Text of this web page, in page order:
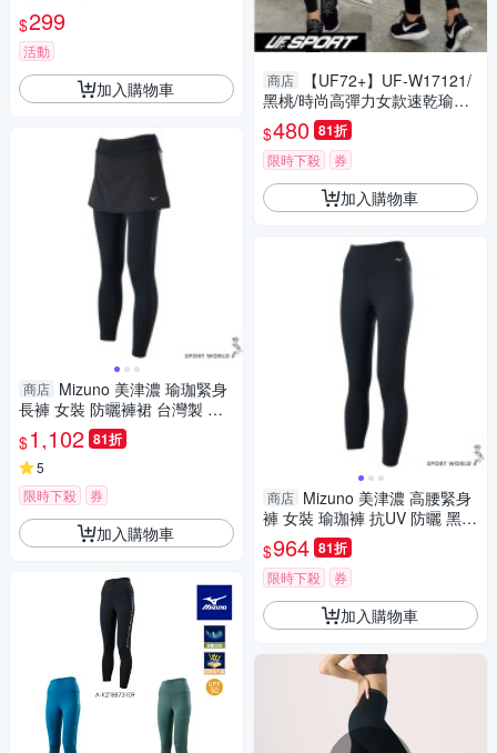
$299
活動
加入購物車
商店 Mizuno 美津濃 瑜珈緊身
長褲 女裝 防曬褲裙 台灣製 黑
【運動世界】K2TBC73409
$1,102 81折
5
限時下殺
券
加入購物車
商店
【UF72+】UF-W17121/
黑桃/時尚高彈力女款速乾瑜珈
輕壓假兩件運動褲
$480 81折
限時下殺 券
加入購物車
商店 Mizuno 美津濃 高腰緊身
褲 女裝 瑜珈褲 抗UV 防曬 黑
【運動世界】K2TBC73309
$964 81折
限時下殺 券
加入購物車